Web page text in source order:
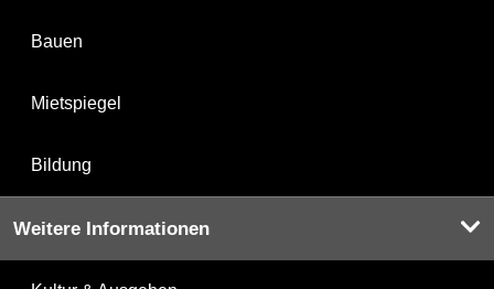
Bauen
Mietspiegel
Bildung
Weitere Informationen